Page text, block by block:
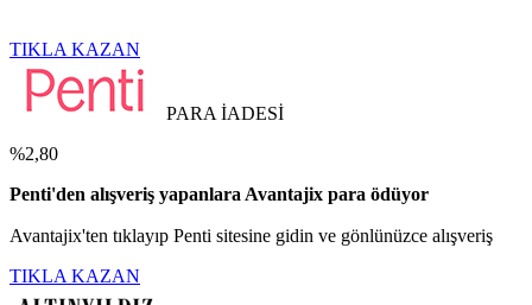
TIKLA KAZAN
PARA İADESİ
%2,80
Penti'den alışveriş yapanlara Avantajix para ödüyor
Avantajix'ten tıklayıp Penti sitesine gidin ve gönlünüzce alışveriş
TIKLA KAZAN